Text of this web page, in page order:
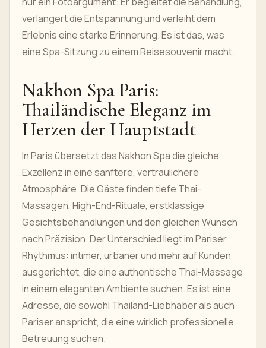
verlängert die Entspannung und verleiht dem
Erlebnis eine starke Erinnerung. Es ist das, was
eine Spa-Sitzung zu einem Reisesouvenir macht.
Nakhon Spa Paris:
Thailändische Eleganz im
Herzen der Hauptstadt
In Paris übersetzt das Nakhon Spa die gleiche
Exzellenz in eine sanftere, vertraulichere
Atmosphäre. Die Gäste finden tiefe Thai-
Massagen, High-End-Rituale, erstklassige
Gesichtsbehandlungen und den gleichen Wunsch
nach Präzision. Der Unterschied liegt im Pariser
Rhythmus: intimer, urbaner und mehr auf Kunden
ausgerichtet, die eine authentische Thai-Massage
in einem eleganten Ambiente suchen. Es ist eine
Adresse, die sowohl Thailand-Liebhaber als auch
Pariser anspricht, die eine wirklich professionelle
Betreuung suchen.